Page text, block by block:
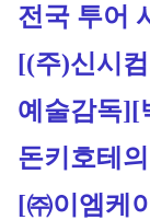
전국 투어
[(주)신시
예술감독][
돈키호테
[㈜이엠케